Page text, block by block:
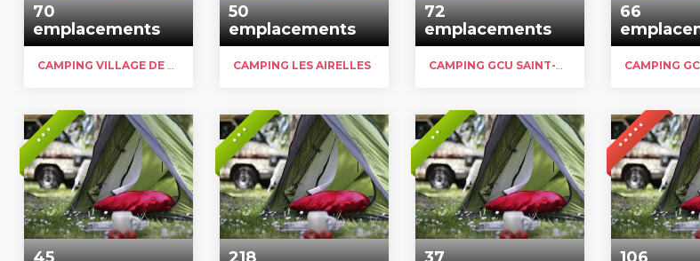
70
emplacements
CAMPING VILLAGE DE CHALETS & BOIS SIMONET
50
emplacements
CAMPING LES AIRELLES
72
emplacements
CAMPING GCU SAINT-MAURICE-D’ARDÈCHE
66
* * * * * * * * * * * * *